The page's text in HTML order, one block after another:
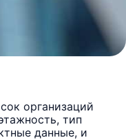
организаций
тип
данные, и